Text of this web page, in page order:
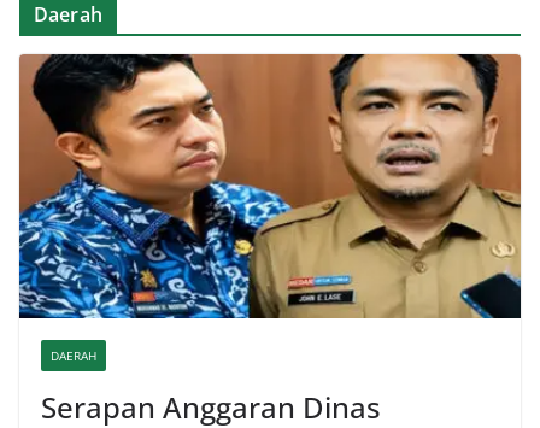
Daerah
DAERAH
Serapan Anggaran Dinas